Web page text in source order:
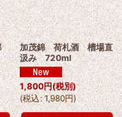
加茂錦 荷札酒 槽場直
汲み 720ml
1,800円(税別)
(税込: 1,980円)